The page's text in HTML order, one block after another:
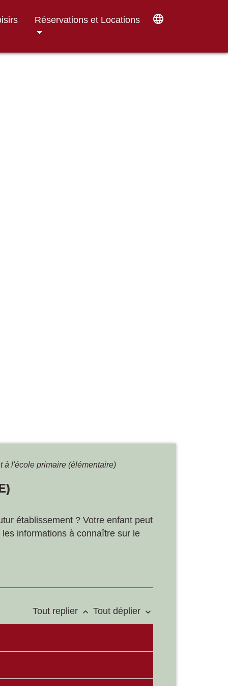
Réservations et Locations language
à l'école primaire (élémentaire)
établissement ? Votre enfant peut
informations à connaître sur le
Tout replier keyboard_arrow_up Tout déplier keyboard_arrow_down